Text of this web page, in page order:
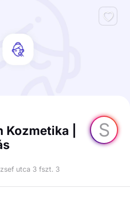
S
|
utca 3 fszt. 3